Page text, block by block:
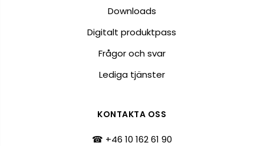
Downloads
Digitalt produktpass
Frågor och svar
Lediga tjänster
KONTAKTA OSS
☎ +46 10 162 61 90